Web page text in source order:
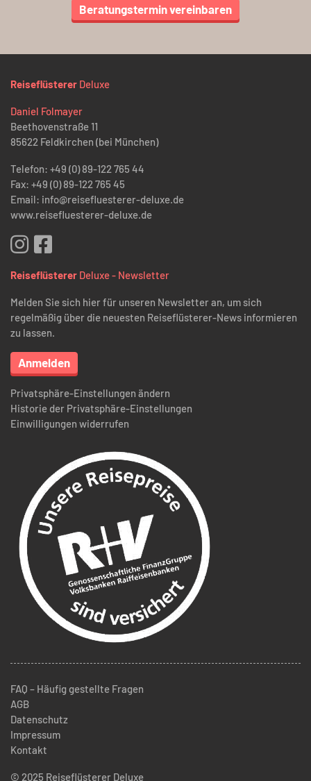
Beratungstermin vereinbaren
Reiseflüsterer Deluxe
Daniel Folmayer
Beethovenstraße 11
85622 Feldkirchen (bei München)
Telefon: +49 (0) 89-122 765 44
Fax: +49 (0) 89-122 765 45
Email: info@reisefluesterer-deluxe.de
www.reisefluesterer-deluxe.de
Reiseflüsterer Deluxe - Newsletter
Melden Sie sich hier für unseren Newsletter an, um sich
regelmäßig über die neuesten Reiseflüsterer-News informieren
zu lassen.
Anmelden
Privatsphäre-Einstellungen ändern
Historie der Privatsphäre-Einstellungen
Einwilligungen widerrufen
FAQ – Häufig gestellte Fragen
AGB
Datenschutz
Impressum
Kontakt
© 2025 Reiseflüsterer Deluxe